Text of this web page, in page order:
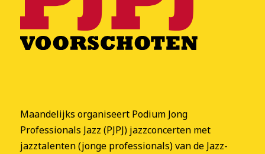
Maandelijks organiseert Podium Jong
Professionals Jazz (PJPJ) jazzconcerten met
jazztalenten (jonge professionals) van de Jazz-